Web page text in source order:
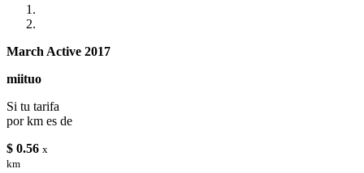
March Active 2017
miituo
Si tu tarifa
por km es de
$ 0.56 x
km